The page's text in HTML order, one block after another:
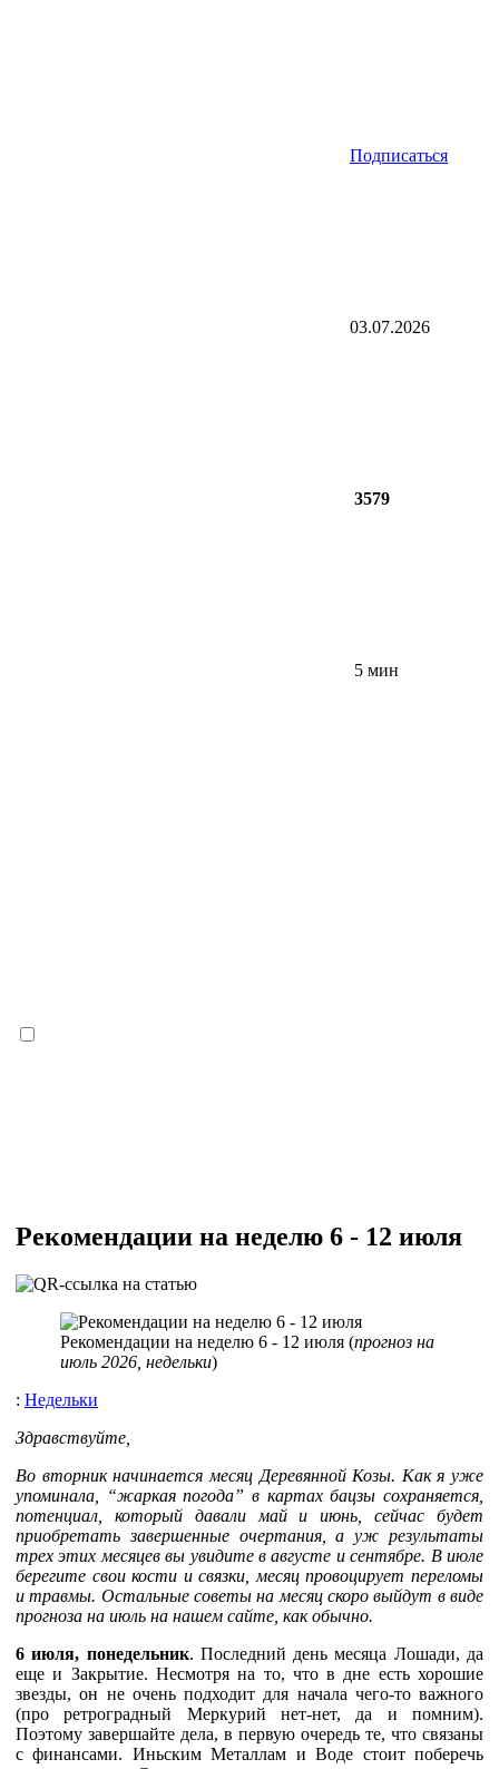
Подписаться
03.07.2026
3579
5 мин
Рекомендации на неделю 6 - 12 июля
Рекомендации на неделю 6 - 12 июля (прогноз на
июль 2026, недельки)
: Недельки
Здравствуйте,
Во вторник начинается месяц Деревянной Козы. Как я уже
упоминала, “жаркая погода” в картах бацзы сохраняется,
потенциал, который давали май и июнь, сейчас будет
приобретать завершенные очертания, а уж результаты
трех этих месяцев вы увидите в августе и сентябре. В июле
берегите свои кости и связки, месяц провоцирует переломы
и травмы. Остальные советы на месяц скоро выйдут в виде
прогноза на июль на нашем сайте, как обычно.
6 июля, понедельник. Последний день месяца Лошади, да
еще и Закрытие. Несмотря на то, что в дне есть хорошие
звезды, он не очень подходит для начала чего-то важного
(про ретроградный Меркурий нет-нет, да и помним).
Поэтому завершайте дела, в первую очередь те, что связаны
с финансами. Иньским Металлам и Воде стоит поберечь